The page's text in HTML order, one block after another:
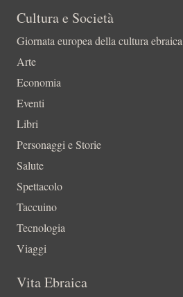
Cultura e Società
Giornata europea della cultura ebraica
Arte
Economia
Eventi
Libri
Personaggi e Storie
Salute
Spettacolo
Taccuino
Tecnologia
Viaggi
Vita Ebraica